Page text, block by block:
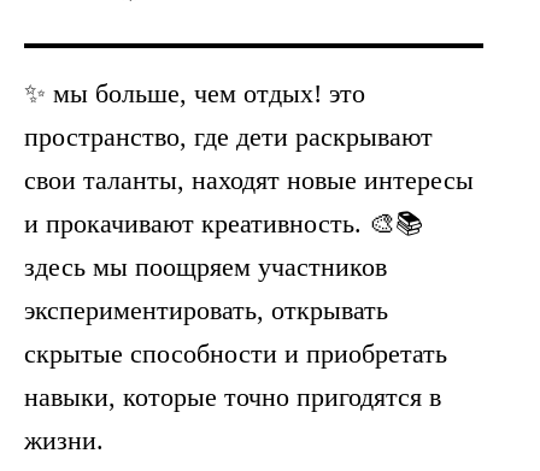
✨ мы больше, чем отдых! это
пространство, где дети раскрывают
свои таланты, находят новые интересы
и прокачивают креативность. 🎨📚
здесь мы поощряем участников
экспериментировать, открывать
скрытые способности и приобретать
навыки, которые точно пригодятся в
жизни.